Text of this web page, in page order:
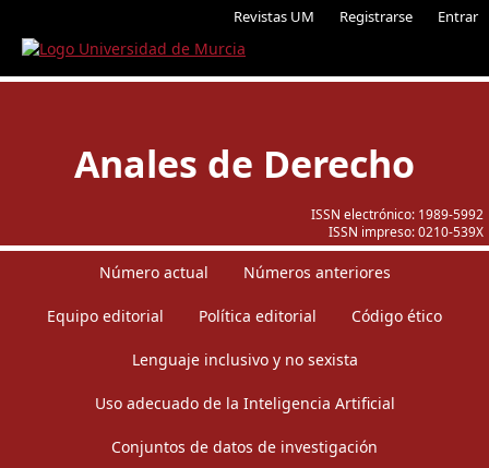
Revistas UM Registrarse Entrar
ISSN electrónico: 1989-5992
ISSN impreso:0210-539X
Anales de Derecho
Número actual Números anteriores
Equipo editorial Política editorial Código ético
Lenguaje inclusivo y no sexista
Uso adecuado de la Inteligencia Artificial
Conjuntos de datos de investigación